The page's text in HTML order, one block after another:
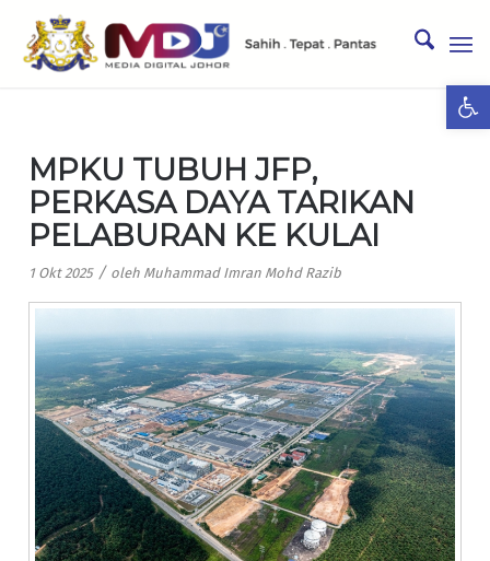
MPKU TUBUH JFP,
PERKASA DAYA TARIKAN
PELABURAN KE KULAI
1 Okt 2025 / oleh Muhammad Imran Mohd Razib